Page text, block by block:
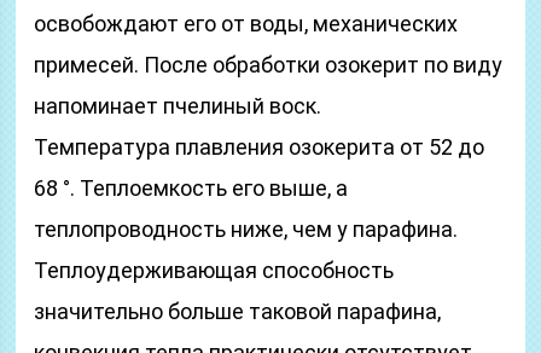
освобождают его от воды, механических
примесей. После обработки озокерит по виду
напоминает пчелиный воск.
Температура плавления озокерита от 52 до
68 °. Теплоемкость его выше, а
теплопроводность ниже, чем у парафина.
Теплоудерживающая способность
значительно больше таковой парафина,